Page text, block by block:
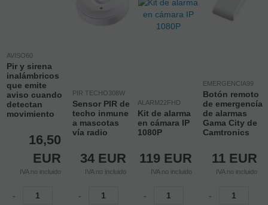
AVISO60
Pir y sirena
inalámbricos
que emite
aviso cuando
detectan
movimiento
16,50
EUR
IVA no incluido
-
PIR TECHO308W
Sensor PIR de
techo inmune
a mascotas
vía radio
34 EUR
IVA no incluido
-
ALARM22FHD
Kit de alarma
en cámara IP
1080P
119 EUR
IVA no incluido
-
EMERGENCIA99
Botón remoto
de emergencía
de alarmas
Gama City de
Camtronics
11 EUR
IVA no incluido
-